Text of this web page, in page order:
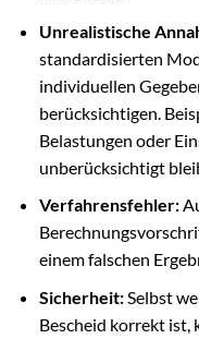
Unrealistische
standardisierten
individuellen
berücksichtigen.
Belastungen oder
unberücksichtigt
Verfahrensfehler:
einem falschen
Sicherheit:Selbst
Bescheid korrekt ist,